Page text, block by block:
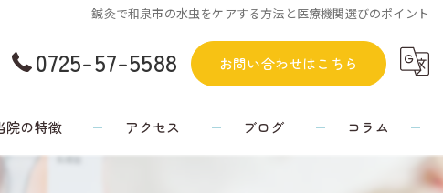
鍼灸で和泉市の水虫をケアする方法と医療機関選びのポイント
0725-57-5588 お問い合わせはこちら
院の特徴 アクセス ブログ コラム